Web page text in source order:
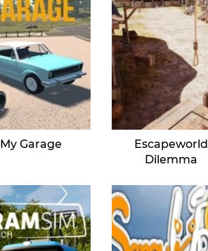
My Garage
Escapeworld
Dilemma